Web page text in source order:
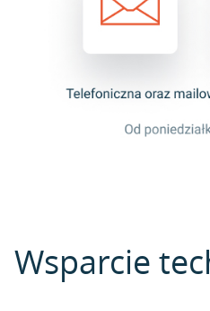
Wsparcie